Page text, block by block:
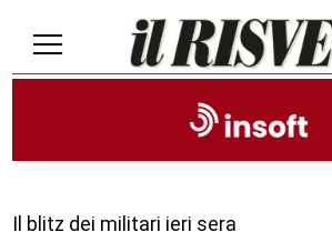
Il blitz dei militari ieri sera